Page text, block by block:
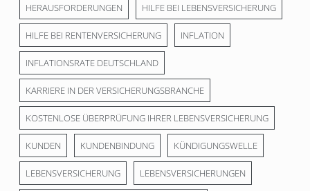
HERAUSFORDERUNGEN HILFE BEI LEBENSVERSICHERUNG
HILFE BEI RENTENVERSICHERUNG INFLATION
INFLATIONSRATE DEUTSCHLAND
KARRIERE IN DER VERSICHERUNGSBRANCHE
KOSTENLOSE ÜBERPRÜFUNG IHRER LEBENSVERSICHERUNG
KUNDEN KUNDENBINDUNG KÜNDIGUNGSWELLE
LEBENSVERSICHERUNG LEBENSVERSICHERUNGEN